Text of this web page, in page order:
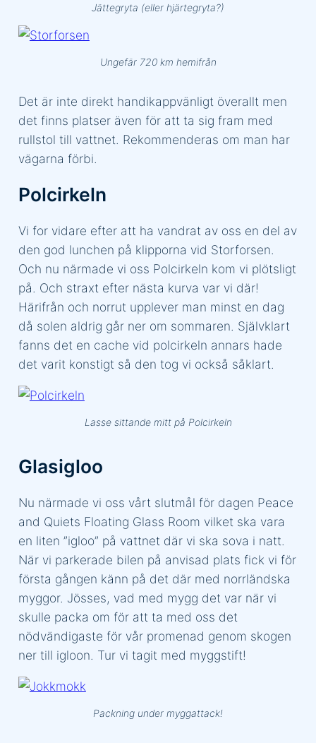
Jättegryta (eller hjärtegryta?)
Ungefär 720 km hemifrån
Det är inte direkt handikappvänligt överallt men
det finns platser även för att ta sig fram med
rullstol till vattnet. Rekommenderas om man har
vägarna förbi.
Polcirkeln
Vi for vidare efter att ha vandrat av oss en del av
den god lunchen på klipporna vid Storforsen.
Och nu närmade vi oss Polcirkeln kom vi plötsligt
på. Och straxt efter nästa kurva var vi där!
Härifrån och norrut upplever man minst en dag
då solen aldrig går ner om sommaren. Självklart
fanns det en cache vid polcirkeln annars hade
det varit konstigt så den tog vi också såklart.
Lasse sittande mitt på Polcirkeln
Glasigloo
Nu närmade vi oss vårt slutmål för dagen Peace
and Quiets Floating Glass Room vilket ska vara
en liten ”igloo” på vattnet där vi ska sova i natt.
När vi parkerade bilen på anvisad plats fick vi för
första gången känn på det där med norrländska
myggor. Jösses, vad med mygg det var när vi
skulle packa om för att ta med oss det
nödvändigaste för vår promenad genom skogen
ner till igloon. Tur vi tagit med myggstift!
Packning under myggattack!